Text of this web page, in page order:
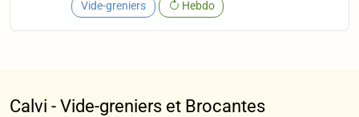
Vide-greniers Hebdo
Calvi - Vide-greniers et Brocantes